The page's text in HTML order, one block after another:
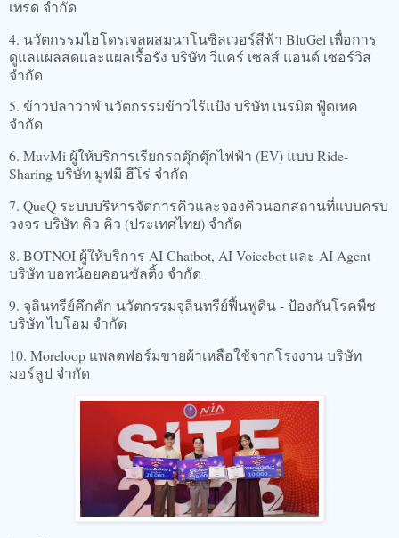
เทรด จำกัด
4. นวัตกรรมไฮโดรเจลผสมนาโนซิลเวอร์สีฟ้า BluGel เพื่อการ
ดูแลแผลสดและแผลเรื้อรัง บริษัท วีแคร์ เซลส์ แอนด์ เซอร์วิส
จำกัด
5. ข้าวปลาวาฬ นวัตกรรมข้าวไร้แป้ง บริษัท เนรมิต ฟู้ดเทค
จำกัด
6. MuvMi ผู้ให้บริการเรียกรถตุ๊กตุ๊กไฟฟ้า (EV) แบบ Ride-
Sharing บริษัท มูฟมี ฮีโร่ จำกัด
7. QueQ ระบบบริหารจัดการคิวและจองคิวนอกสถานที่แบบครบ
วงจร บริษัท คิว คิว (ประเทศไทย) จำกัด
8. BOTNOI ผู้ให้บริการ AI Chatbot, AI Voicebot และ AI Agent
บริษัท บอทน้อยคอนซัลติ้ง จำกัด
9. จุลินทรีย์คึกคัก นวัตกรรมจุลินทรีย์ฟื้นฟูดิน - ป้องกันโรคพืช
บริษัท ไบโอม จำกัด
10. Moreloop แพลตฟอร์มขายผ้าเหลือใช้จากโรงงาน บริษัท
มอร์ลูป จำกัด